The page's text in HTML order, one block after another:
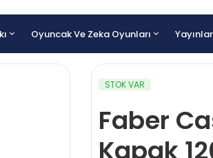
Oyuncak Ve Zeka Oyunları
STOK VAR
Faber
Kapak